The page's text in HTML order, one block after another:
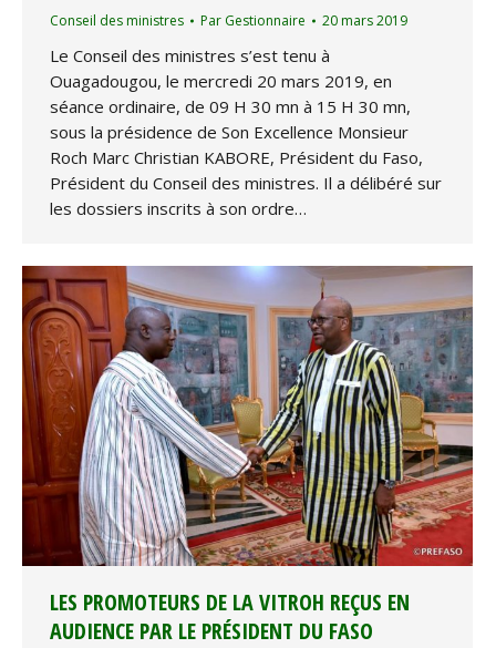
Conseil des ministres Par Gestionnaire 20 mars 2019
Le Conseil des ministres s’est tenu à
Ouagadougou, le mercredi 20 mars 2019, en
séance ordinaire, de 09 H 30 mn à 15 H 30 mn,
sous la présidence de Son Excellence Monsieur
Roch Marc Christian KABORE, Président du Faso,
Président du Conseil des ministres. Il a délibéré sur
les dossiers inscrits à son ordre…
LES PROMOTEURS DE LA VITROH REÇUS EN
AUDIENCE PAR LE PRÉSIDENT DU FASO